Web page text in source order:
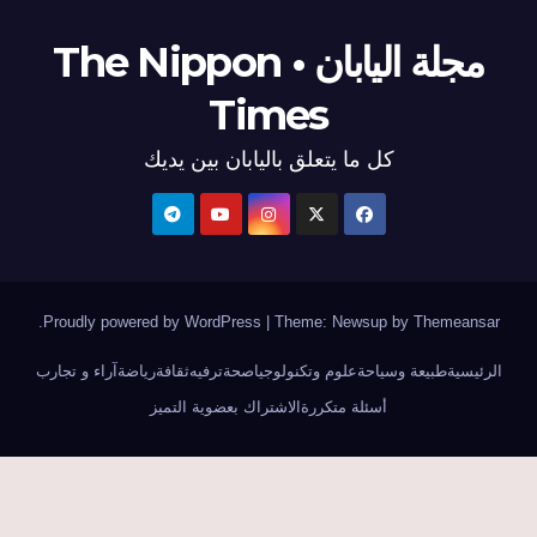
مجلة اليابان • The Nippon
Times
كل ما يتعلق باليابان بين يديك
Proudly powered by WordPress Theme: Newsup by Themeansar
.
الرئيسيةطبيعة وسياحةعلوم وتكنولوجياصحةترفيهثقافةرياضةآراء و تجارب
أسئلة متكررة الاشتراك بعضوية التميز